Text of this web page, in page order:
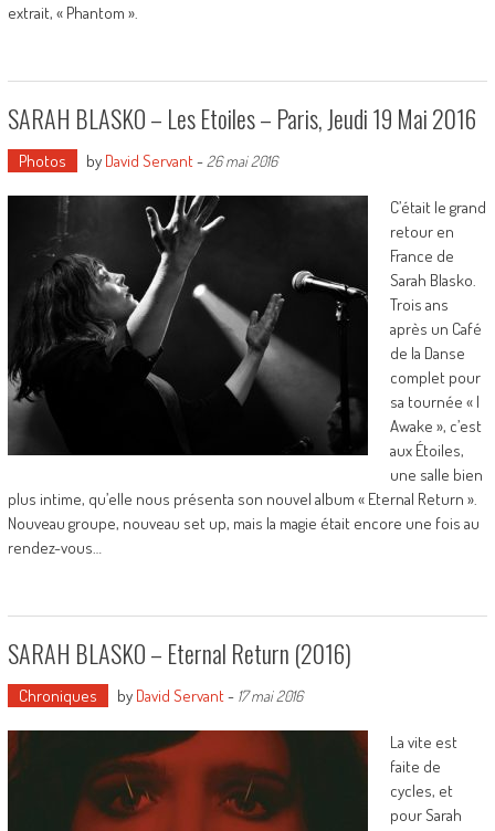
extrait, « Phantom ».
SARAH BLASKO – Les Etoiles – Paris, Jeudi 19 Mai 2016
Photos by David Servant- 26 mai 2016
C’était le grand
retour en
France de
Sarah Blasko.
Trois ans
après un Café
de la Danse
complet pour
sa tournée « I
Awake », c’est
aux Étoiles,
une salle bien
plus intime, qu’elle nous présenta son nouvel album « Eternal Return ».
Nouveau groupe, nouveau set up, mais la magie était encore une fois au
rendez-vous…
SARAH BLASKO – Eternal Return (2016)
Chroniques by David Servant- 17 mai 2016
La vite est
faite de
cycles, et
pour Sarah